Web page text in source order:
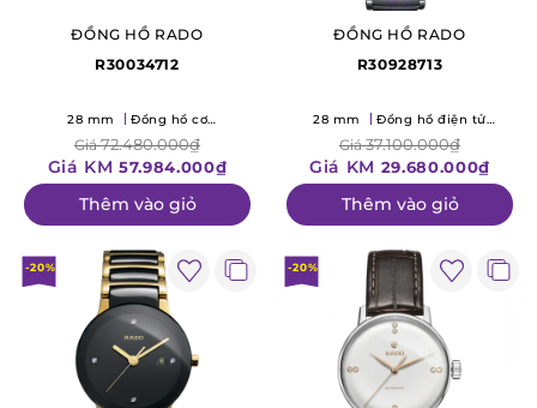
ĐỒNG HỒ RADO
R30034712
28 mm
Đồng hồ cơ
Giá72.480.000₫
Giá KM 57.984.000₫
Thêm vào giỏ
ĐỒNG HỒ RADO
R30928713
28 mm
Đồng hồ điện tử
Giá37.100.000₫
Giá KM 29.680.000₫
Thêm vào giỏ
-20% -20%